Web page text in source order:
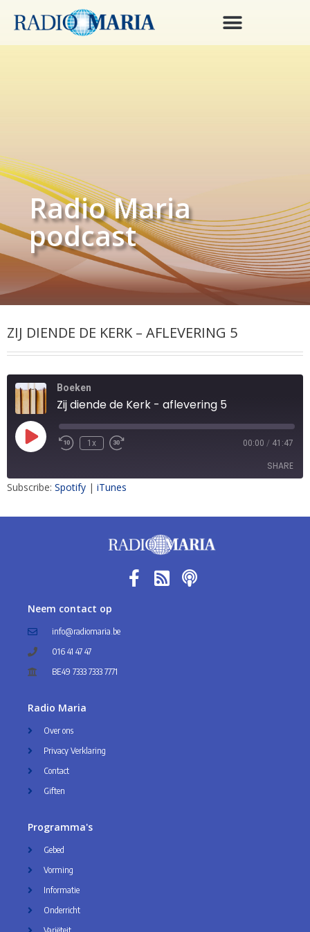
Radio Maria
podcast
ZIJ DIENDE DE KERK – AFLEVERING 5
Boeken
Zij diende de Kerk - aflevering 5
1x 00:00 / 41:47
SHARE
Subscribe: Spotify | iTunes
Neem contact op
info@radiomaria.be
016 41 47 47
BE49 7333 7333 7771
Radio Maria
Over ons
Privacy Verklaring
Contact
Giften
Programma's
Gebed
Vorming
Informatie
Onderricht